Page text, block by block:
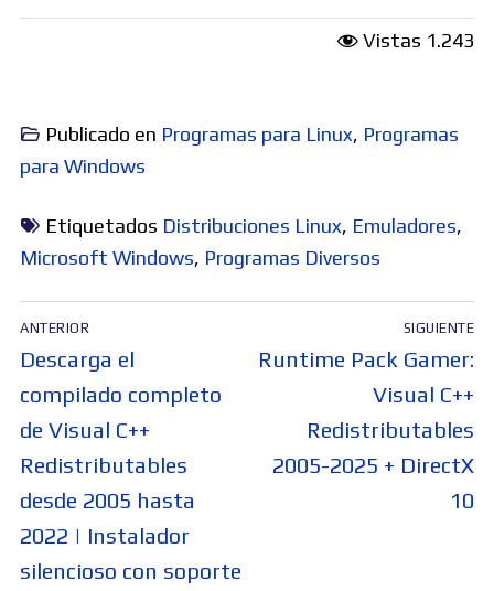
Vistas 1.243
Publicado en Programas para Linux, Programas
para Windows
Etiquetados Distribuciones Linux, Emuladores,
Microsoft Windows, Programas Diversos
Navegación
de
entradas
ANTERIOR
Entrada
anterior:
Descarga el
compilado completo
de Visual C++
Redistributables
desde 2005 hasta
2022 | Instalador
silencioso con soporte
SIGUIENTE
Entrada
Runtime Pack Gamer:
Visual C++
Redistributables
2005-2025 + DirectX
10